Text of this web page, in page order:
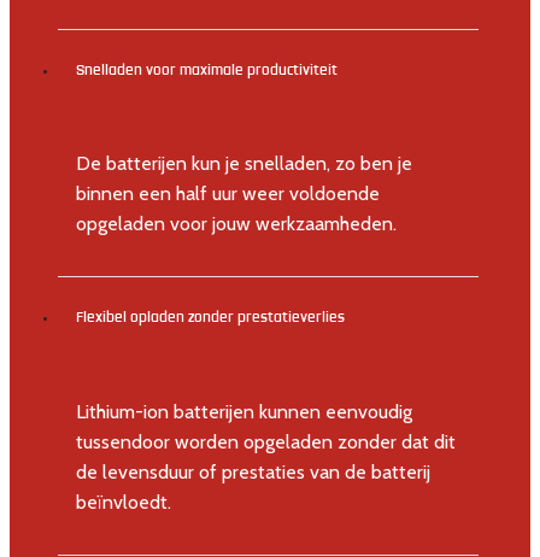
Snelladen voor maximale productiviteit
De batterijen kun je snelladen, zo ben je
binnen een half uur weer voldoende
opgeladen voor jouw werkzaamheden.
Flexibel opladen zonder prestatieverlies
Lithium-ion batterijen kunnen eenvoudig
tussendoor worden opgeladen zonder dat dit
de levensduur of prestaties van de batterij
beïnvloedt.